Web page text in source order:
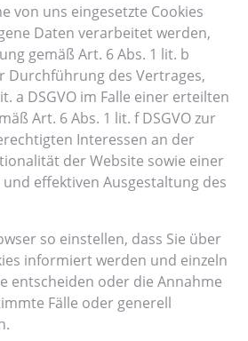
von uns eingesetzte Cookies
Daten verarbeitet werden,
gemäß Art. 6 Abs. 1 lit. b
Durchführung des Vertrages,
a DSGVO im Falle einer erteilten
Art. 6 Abs. 1 lit. f DSGVO zur
Interessen an der
der Website sowie einer
effektiven Ausgestaltung des
so einstellen, dass Sie über
informiert werden und einzeln
entscheiden oder die Annahme
Fälle oder generell